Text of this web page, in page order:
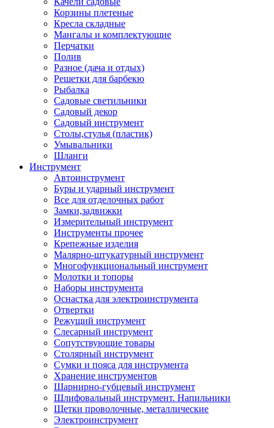
Корзины плетеные
Кресла складные
Мангалы и комплектующие
Перчатки
Полив
Разное (дача и отдых)
Решетки для барбекю
Рыбалка
Садовые светильники
Садовый декор
Садовый инструмент
Столы,стулья (пластик)
Умывальники
Шланги
Инструмент
Автоинструмент
Буры и ударный инструмент
Все для отделочных работ
Замки,задвижки
Измерительный инструмент
Инструменты прочее
Крепежные изделия
Малярно-штукатурный инструмент
Многофункциональный инструмент
Молотки и топоры
Наборы инструмента
Оснастка для электроинструмента
Отвертки
Режущий инструмент
Слесарный инструмент
Сопутствующие товары
Столярный инструмент
Сумки и пояса для инструмента
Хранение инструментов
Шарнирно-губцевый инструмент
Шлифовальный инструмент. Напильники
Щетки проволочные, металлические
Электроинструмент